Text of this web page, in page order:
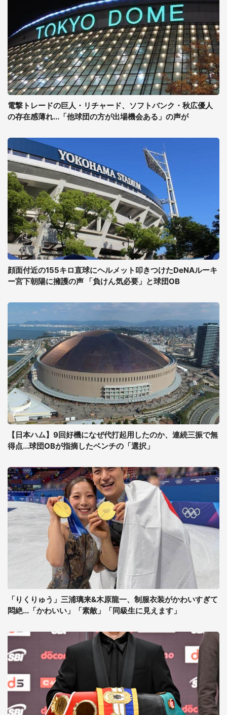
電撃トレードの巨人・リチャード、ソフトバンク・秋広優人
の存在感薄れ...「他球団の方が出場機会ある」の声が
顔面付近の155キロ直球にヘルメット叩きつけたDeNAルーキ
ー宮下朝陽に擁護の声 「負けん気必要」と球団OB
【日本ハム】9回好機になぜ代打起用したのか、連続三振で無
得点...球団OBが指摘したベンチの「選択」
「りくりゅう」三浦璃来&木原龍一、制服衣装がかわいすぎて
悶絶...「かわいい」「素敵」「同級生に見えます」